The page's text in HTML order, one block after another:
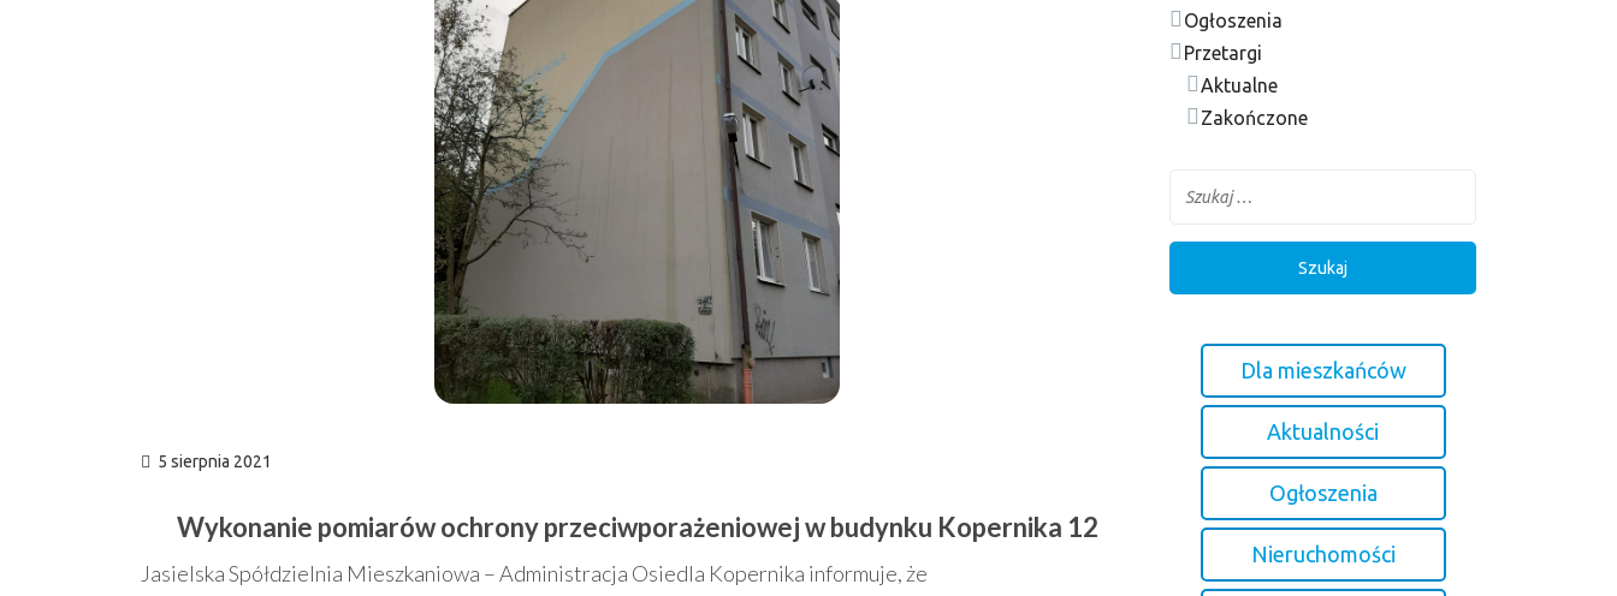
5 sierpnia 2021
Wykonanie pomiarów ochrony przeciwporażeniowej w budynku Kopernika 12
Jasielska Spółdzielnia Mieszkaniowa – Administracja Osiedla Kopernika informuje, że
Ogłoszenia
Przetargi
Aktualne
Zakończone
Dla mieszkańców
Aktualności
Ogłoszenia
Nieruchomości